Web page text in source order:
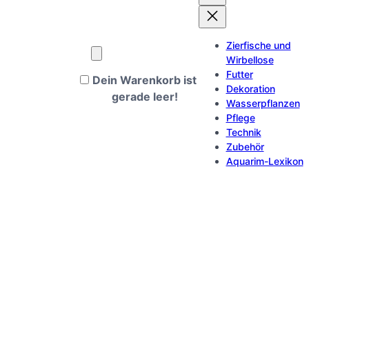
Dein Warenkorb ist
gerade leer!
Zierfische und
Wirbellose
Futter
Dekoration
Wasserpflanzen
Pflege
Technik
Zubehör
Aquarim-Lexikon